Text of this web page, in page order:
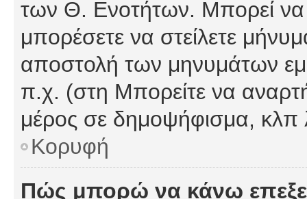
των Θ. Ενοτήτων. Μπορεί να
μπορέσετε να στείλετε
αποστολή των μηνυμάτων
π.χ. (στη Μπορείτε να
μέρος σε δημοψήφισμα, κλπ
Κορυφή
Πώς μπορώ να κάνω